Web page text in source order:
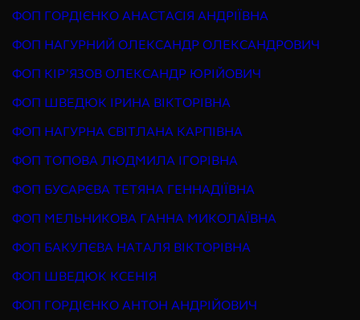
ФОП ГОРДІЄНКО АНАСТАСІЯ АНДРІЇВНА
ФОП НАГУРНИЙ ОЛЕКСАНДР ОЛЕКСАНДРОВИЧ
ФОП КІРʼЯЗОВ ОЛЕКСАНДР ЮРІЙОВИЧ
ФОП ШВЕДЮК ІРИНА ВІКТОРІВНА
ФОП НАГУРНА СВІТЛАНА КАРПІВНА
ФОП ТОПОВА ЛЮДМИЛА ІГОРІВНА
ФОП БУСАРЄВА ТЕТЯНА ГЕННАДІЇВНА
ФОП МЕЛЬНИКОВА ГАННА МИКОЛАЇВНА
ФОП БАКУЛЄВА НАТАЛЯ ВІКТОРІВНА
ФОП ШВЕДЮК КСЕНІЯ
ФОП ГОРДІЄНКО АНТОН АНДРІЙОВИЧ